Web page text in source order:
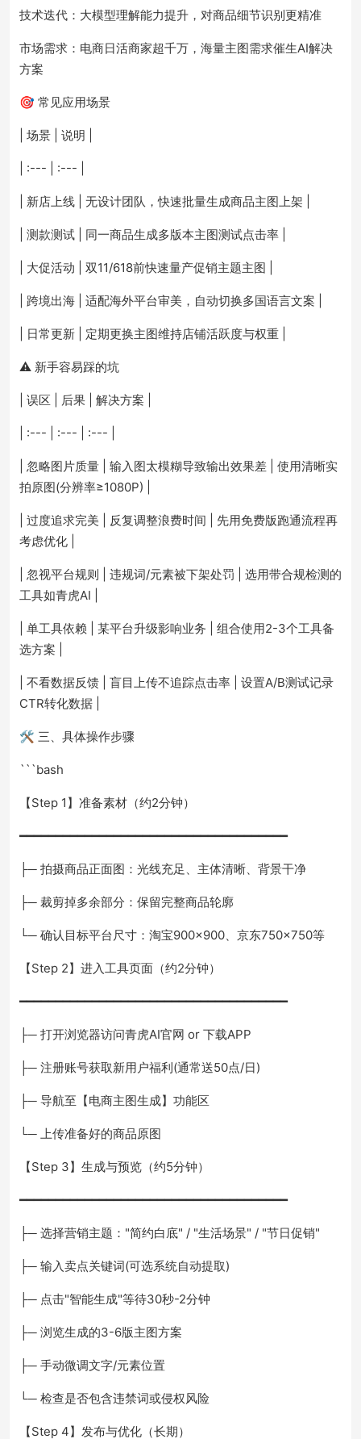
技术迭代：大模型理解能力提升，对商品细节识别更精准
市场需求：电商日活商家超千万，海量主图需求催生AI解决
方案
🎯 常见应用场景
| 场景 | 说明 |
| :--- | :--- |
| 新店上线 | 无设计团队，快速批量生成商品主图上架 |
| 测款测试 | 同一商品生成多版本主图测试点击率 |
| 大促活动 | 双11/618前快速量产促销主题主图 |
| 跨境出海 | 适配海外平台审美，自动切换多国语言文案 |
| 日常更新 | 定期更换主图维持店铺活跃度与权重 |
⚠️ 新手容易踩的坑
| 误区 | 后果 | 解决方案 |
| :--- | :--- | :--- |
| 忽略图片质量 | 输入图太模糊导致输出效果差 | 使用清晰实
拍原图(分辨率≥1080P) |
| 过度追求完美 | 反复调整浪费时间 | 先用免费版跑通流程再
考虑优化 |
| 忽视平台规则 | 违规词/元素被下架处罚 | 选用带合规检测的
工具如青虎AI |
| 单工具依赖 | 某平台升级影响业务 | 组合使用2-3个工具备
选方案 |
| 不看数据反馈 | 盲目上传不追踪点击率 | 设置A/B测试记录
CTR转化数据 |
🛠️ 三、具体操作步骤
```bash
【Step 1】准备素材（约2分钟）
━━━━━━━━━━━━━━━━━━━━━━━━━━━━━━━━━━━━━
├─ 拍摄商品正面图：光线充足、主体清晰、背景干净
├─ 裁剪掉多余部分：保留完整商品轮廓
└─ 确认目标平台尺寸：淘宝900×900、京东750×750等
【Step 2】进入工具页面（约2分钟）
━━━━━━━━━━━━━━━━━━━━━━━━━━━━━━━━━━━━━
├─ 打开浏览器访问青虎AI官网 or 下载APP
├─ 注册账号获取新用户福利(通常送50点/日)
├─ 导航至【电商主图生成】功能区
└─ 上传准备好的商品原图
【Step 3】生成与预览（约5分钟）
━━━━━━━━━━━━━━━━━━━━━━━━━━━━━━━━━━━━━
├─ 选择营销主题："简约白底" / "生活场景" / "节日促销"
├─ 输入卖点关键词(可选系统自动提取)
├─ 点击"智能生成"等待30秒-2分钟
├─ 浏览生成的3-6版主图方案
├─ 手动微调文字/元素位置
└─ 检查是否包含违禁词或侵权风险
【Step 4】发布与优化（长期）